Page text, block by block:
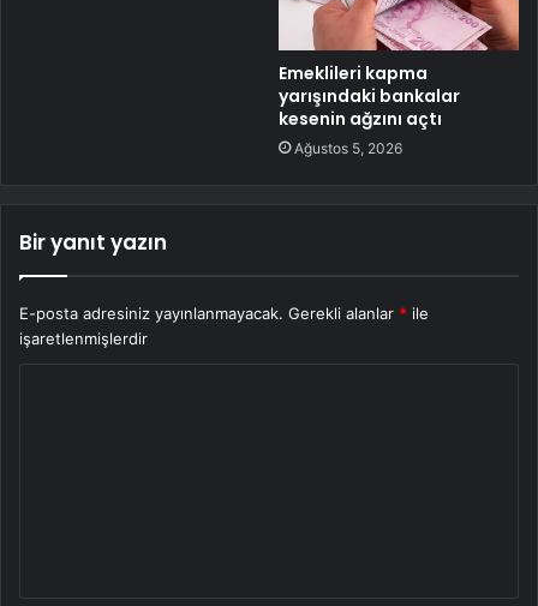
Emeklileri kapma
yarışındaki bankalar
kesenin ağzını açtı
Ağustos 5, 2026
Bir yanıt yazın
E-posta adresiniz yayınlanmayacak. Gerekli alanlar * ile
işaretlenmişlerdir